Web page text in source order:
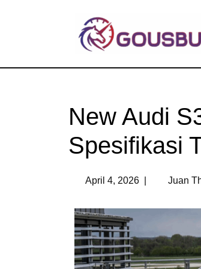
New Audi
Spesifikasi
April 4, 2026 Juan